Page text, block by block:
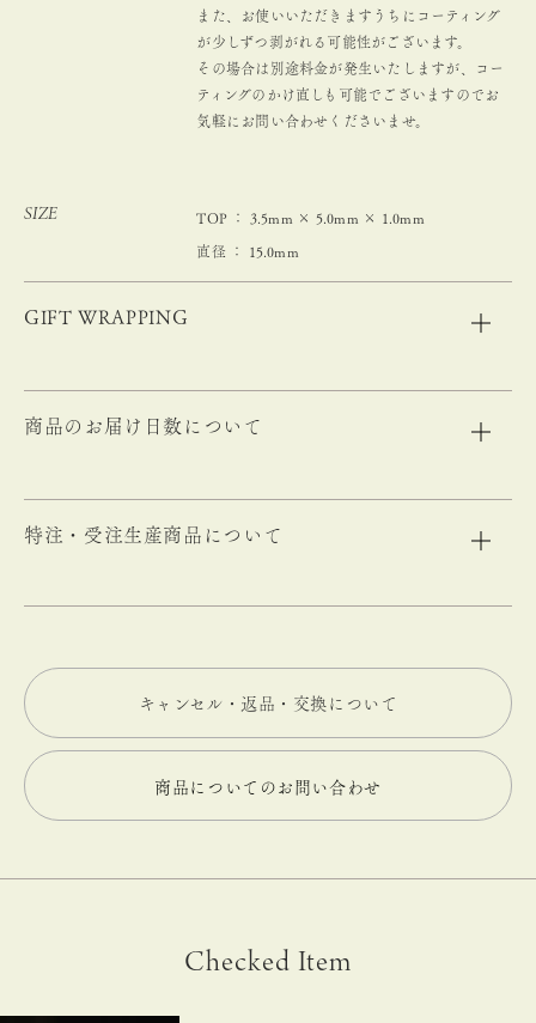
また、お使いいただきますうちにコーティング
が少しずつ剥がれる可能性がございます。
その場合は別途料金が発生いたしますが、コー
ティングのかけ直しも可能でございますのでお
気軽にお問い合わせくださいませ。
SIZE TOP ： 3.5mm × 5.0mm × 1.0mm
直径 ： 15.0mm
GIFT WRAPPING
商品のお届け日数について
特注・受注生産商品について
キャンセル・返品・交換について
商品についてのお問い合わせ
Checked Item